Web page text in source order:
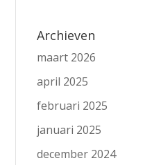
Archieven
maart 2026
april 2025
februari 2025
januari 2025
december 2024